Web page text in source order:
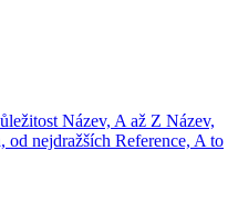
Název, A až Z Název,
od nejdražších Reference, A to